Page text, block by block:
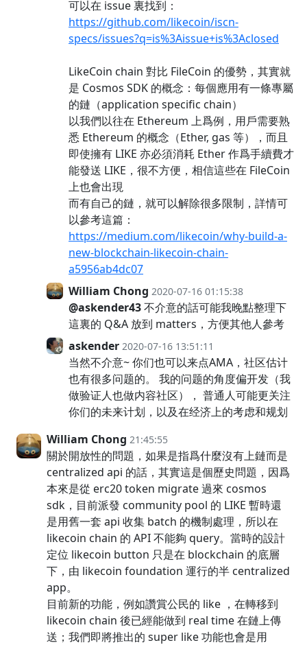
可以在 issue 裏找到：
https://github.com/likecoin/iscn-
specs/issues?q=is%3Aissue+is%3Aclosed
LikeCoin chain 對比 FileCoin 的優勢，其實就
是 Cosmos SDK 的概念：每個應用有一條專屬
的鏈（application specific chain）
以我們以往在 Ethereum 上爲例，用戶需要熟
悉 Ethereum 的概念（Ether, gas 等），而且
即使擁有 LIKE 亦必須消耗 Ether 作爲手續費才
能發送 LIKE，很不方便，相信這些在 FileCoin
上也會出現
而有自己的鏈，就可以解除很多限制，詳情可
以參考這篇：
https://medium.com/likecoin/why-build-a-
new-blockchain-likecoin-chain-
a5956ab4dc07
William Chong 2020-07-16 01:15:38
@askender43不介意的話可能我晚點整理下
這裏的 Q&A 放到 matters，方便其他人參考
askender 2020-07-16 13:51:11
当然不介意~ 你们也可以来点AMA，社区估计
也有很多问题的。 我的问题的角度偏开发（我
做验证人也做内容社区）， 普通人可能更关注
你们的未来计划，以及在经济上的考虑和规划
William Chong 21:45:55
關於開放性的問題，如果是指爲什麼沒有上鏈而是
centralized api 的話，其實這是個歷史問題，因爲
本來是從 erc20 token migrate 過來 cosmos
sdk，目前派發 community pool 的 LIKE 暫時還
是用舊一套 api 收集 batch 的機制處理，所以在
likecoin chain 的 API 不能夠 query。當時的設計
定位 likecoin button 只是在 blockchain 的底層
下，由 likecoin foundation 運行的半 centralized
app。
目前新的功能，例如讚賞公民的 like ，在轉移到
likecoin chain 後已經能做到 real time 在鏈上傳
送；我們即將推出的 super like 功能也會是用